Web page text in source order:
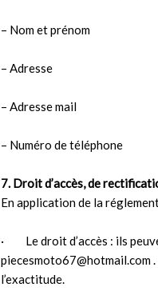
– Nom et prénom
– Adresse
– Adresse mail
– Numéro de téléphone
7. Droit d’accès, de
En application de la
· Le droit d’accès : ils
piecesmoto67@hotmail.com
l’exactitude.